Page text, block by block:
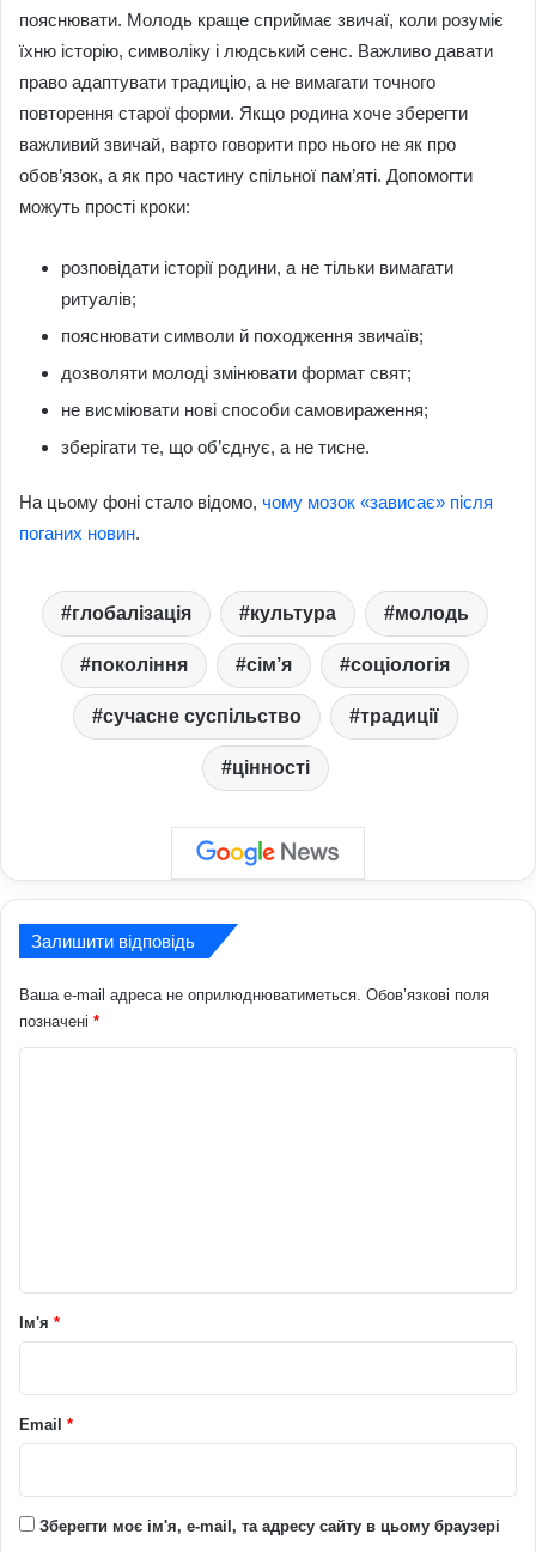
пояснювати. Молодь краще сприймає звичаї, коли розуміє
їхню історію, символіку і людський сенс. Важливо давати
право адаптувати традицію, а не вимагати точного
повторення старої форми. Якщо родина хоче зберегти
важливий звичай, варто говорити про нього не як про
обов’язок, а як про частину спільної пам’яті. Допомогти
можуть прості кроки:
розповідати історії родини, а не тільки вимагати
ритуалів;
пояснювати символи й походження звичаїв;
дозволяти молоді змінювати формат свят;
не висміювати нові способи самовираження;
зберігати те, що об’єднує, а не тисне.
На цьому фоні стало відомо, чому мозок «зависає» після
поганих новин.
глобалізація культура молодь
покоління сім’я соціологія
сучасне суспільство традиції
цінності
Залишити відповідь
Ваша e-mail адреса не оприлюднюватиметься. Обов’язкові поля
позначені *
рІм'я *
Email *
Зберегти моє ім'я, e-mail, та адресу сайту в цьому браузері